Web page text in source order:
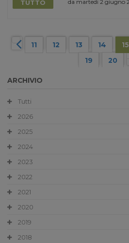
TUTTO
da martedi 2 giugno
11 12 13 14 15
19
20
ARCHIVIO
Tutti
2026
2025
2024
2023
2022
2021
2020
2019
2018